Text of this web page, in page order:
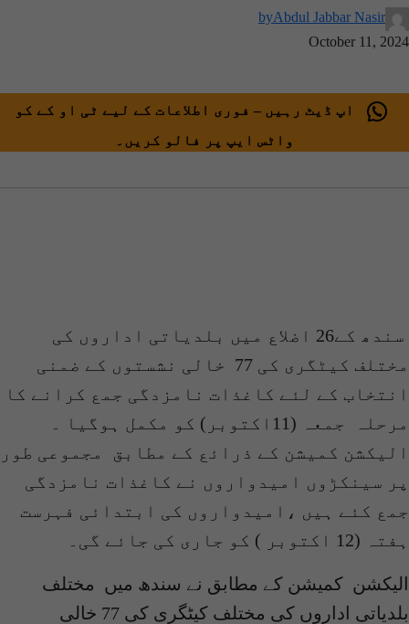
byAbdul Jabbar Nasir
October 11, 2024
اپ ڈیٹ رہیں – فوری اطلاعات کے لیے ٹی او کے کو
واٹس ایپ پر فالو کریں۔
سندھ کے26 اضلاع میں بلدیاتی اداروں کی
مختلف کیٹگری کی 77
خالی نشستوں کے ضمنی
انتخاب کے لئے کاغذات نامزدگی جمع کرانے کا
مرحلہ
جمعہ (11اکتوبر) کو مکمل ہوگیا ۔
الیکشن کمیشن کے ذرائع کے مطابق
مجموعی طور
پر سینکڑوں امیدواروں نے کاغذات نامزدگی
جمع کئے ہیں ،امیدواروں کی ابتدائی فہرست
ہفتہ (12 اکتوبر ) کو جاری کی جائے گی۔
الیکشن کمیشن کے مطابق نے سندھ میں مختلف
بلدیاتی اداروں کی مختلف کیٹگری کی 77 خالی